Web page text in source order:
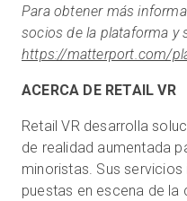
Para obtener más
socios de la plataforma y
https://matterport.com/
ACERCA DE RETAIL VR
Retail VR desarrolla
de realidad aumentada
minoristas. Sus servicios
puestas en escena de